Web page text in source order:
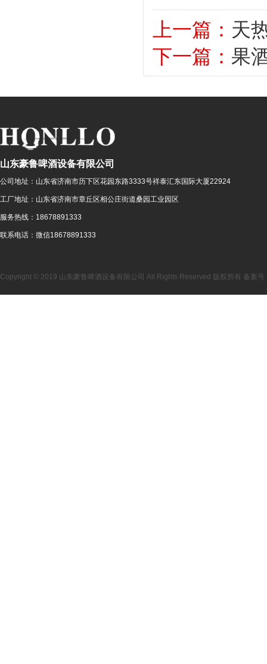
上一篇： 天
下一篇： 果
山东豪鲁啤酒设备有限公司
公司地址： 山东省济南市历下区花园东路3333号祥泰汇东国际大厦22924
工厂地址： 山东省济南市章丘区相公庄街道桑园工业园区
服务热线： 18678891333
联系电话： 微信18678891333
Copyright © 2019 山东豪鲁啤酒设备有限公司 All Rights Reserved 版权所有 备案号